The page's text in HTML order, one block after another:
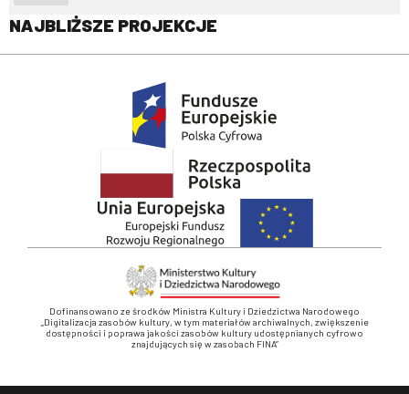
NAJBLIŻSZE PROJEKCJE
Dofinansowano ze środków Ministra Kultury i Dziedzictwa Narodowego
„Digitalizacja zasobów kultury, w tym materiałów archiwalnych, zwiększenie
dostępności i poprawa jakości zasobów kultury udostępnianych cyfrowo
znajdujących się w zasobach FINA”